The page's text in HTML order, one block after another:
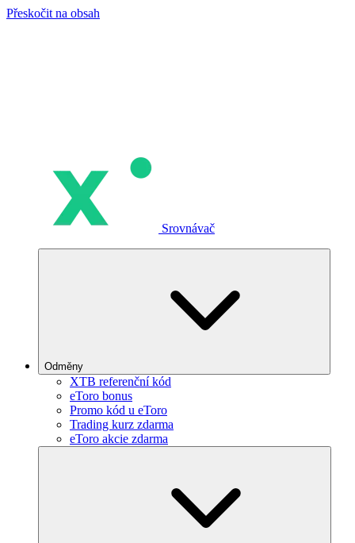
Přeskočit na obsah
Srovnávač
Odměny
XTB referenční kód
eToro bonus
Promo kód u eToro
Trading kurz zdarma
eToro akcie zdarma